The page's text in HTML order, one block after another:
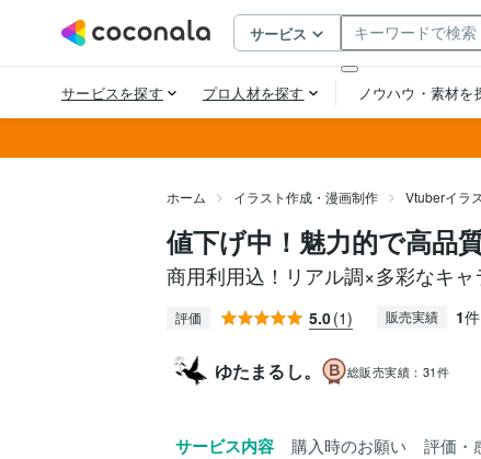
ホーム イラスト作成・漫画制作 Vtuberイラ
値下げ中！魅力的で高品
商用利用込！リアル調×多彩なキ
評価 5.0(1) 販売実績 1件
ゆたまるし。 総販売実績： 31件
サービス内容 購入時のお願い 評価・